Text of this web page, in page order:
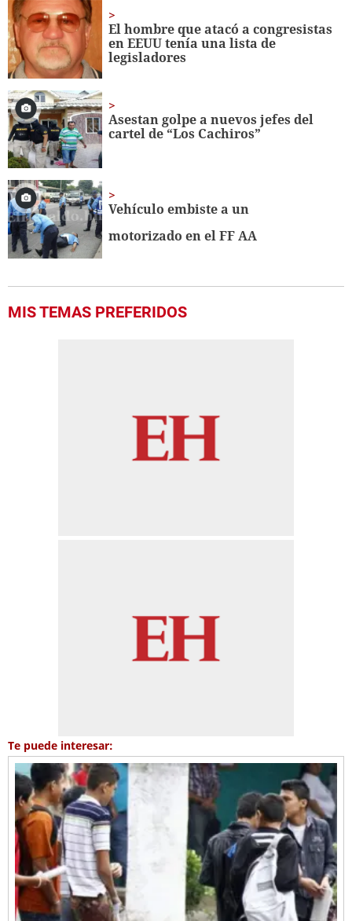
56
seconds
El hombre que atacó a congresistas
en EEUU tenía una lista de
legisladores
Asestan golpe a nuevos jefes del
cartel de “Los Cachiros”
Vehículo embiste a un
motorizado en el FF AA
MIS TEMAS PREFERIDOS
Te puede interesar: